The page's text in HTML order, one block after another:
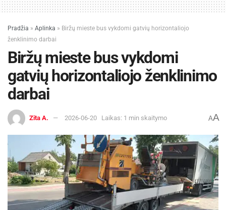
Pradžia » Aplinka » Biržų mieste bus vykdomi gatvių horizontaliojo
ženklinimo darbai
Biržų mieste bus vykdomi
gatvių horizontaliojo ženklinimo
darbai
Zita A. 2026-06-20 Laikas: 1 min skaitymo AA